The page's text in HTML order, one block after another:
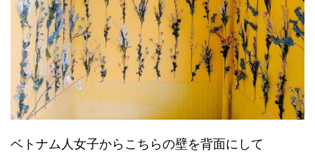
ベトナム人女子からこちらの壁を背面にして